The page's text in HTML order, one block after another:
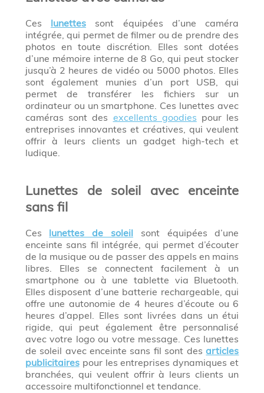
Ces lunettessont équipées d’une caméra
intégrée, qui permet de filmer ou de prendre des
photos en toute discrétion. Elles sont dotées
d’une mémoire interne de 8 Go, qui peut stocker
jusqu’à 2 heures de vidéo ou 5000 photos. Elles
sont également munies d’un port USB, qui
permet de transférer les fichiers sur un
ordinateur ou un smartphone. Ces lunettes avec
caméras sont des excellents goodies pour les
entreprises innovantes et créatives, qui veulent
offrir à leurs clients un gadget high-tech et
ludique.
Lunettes de soleil avec enceinte
sans fil
Ces lunettes de soleil sont équipées d’une
enceinte sans fil intégrée, qui permet d’écouter
de la musique ou de passer des appels en mains
libres. Elles se connectent facilement à un
smartphone ou à une tablette via Bluetooth.
Elles disposent d’une batterie rechargeable, qui
offre une autonomie de 4 heures d’écoute ou 6
heures d’appel. Elles sont livrées dans un étui
rigide, qui peut également être personnalisé
avec votre logo ou votre message. Ces lunettes
de soleil avec enceinte sans fil sont desarticles
publicitairespour les entreprises dynamiques et
branchées, qui veulent offrir à leurs clients un
accessoire multifonctionnel et tendance.